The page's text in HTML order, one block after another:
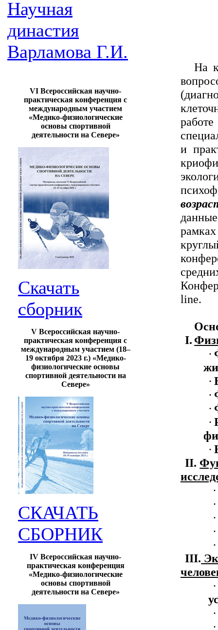
Научная
династия
Варламова Г.И.
VI Всероссийская научно-
практическая конференция с
международным участием
«Медико-физиологические
основы спортивной
деятельности на Севере»
Скачать
сборник
V Всероссийская научно-
практическая конференция с
международным участием (18–
19 октября 2023 г.) «Медико-
физиологические основы
спортивной деятельности на
Севере»
СКАЧАТЬ
СБОРНИК
IV Всероссийская научно-
практическая конференция
«Медико-физиологические
основы спортивной
деятельности на Севере»
На
и
line.
I.
·
·
·
·
·
·
II.
·
·
·
·
·
III.
·
·
·